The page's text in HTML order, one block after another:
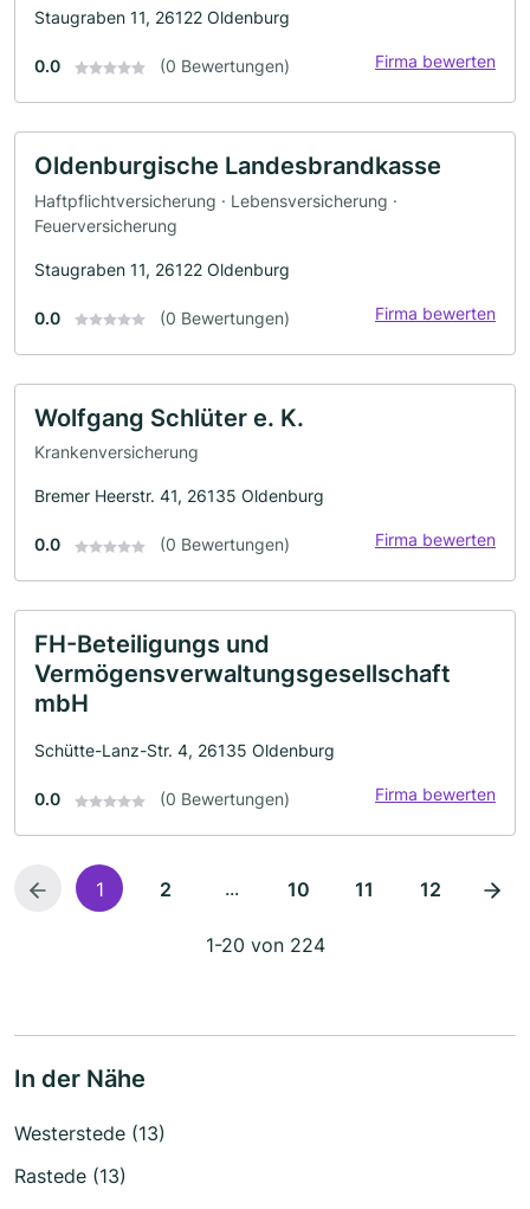
Staugraben 11, 26122 Oldenburg
0.0 (0 Bewertungen) Firma bewerten
Oldenburgische Landesbrandkasse
Haftpflichtversicherung · Lebensversicherung ·
Feuerversicherung
Staugraben 11, 26122 Oldenburg
0.0 (0 Bewertungen) Firma bewerten
Wolfgang Schlüter e. K.
Krankenversicherung
Bremer Heerstr. 41, 26135 Oldenburg
0.0 (0 Bewertungen) Firma bewerten
FH-Beteiligungs und
Vermögensverwaltungsgesellschaft
mbH
Schütte-Lanz-Str. 4, 26135 Oldenburg
0.0 (0 Bewertungen) Firma bewerten
1 2 ... 10 11 12
1-20 von 224
In der Nähe
Westerstede (13)
Rastede (13)